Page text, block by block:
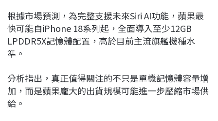
根據市場預測，為完整支援未來Siri AI功能，蘋果最
快可能自iPhone 18系列起，全面導入至少12GB
LPDDR5X記憶體配置，高於目前主流旗艦機種水
準。
分析指出，真正值得關注的不只是單機記憶體容量增
加，而是蘋果龐大的出貨規模可能進一步壓縮市場供
給。